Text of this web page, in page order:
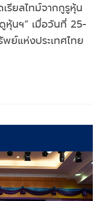
รียลไทม์จากกูรูหุ้น
หุ้นฯ” เมื่อวันที่ 25-
ย์แห่งประเทศไทย